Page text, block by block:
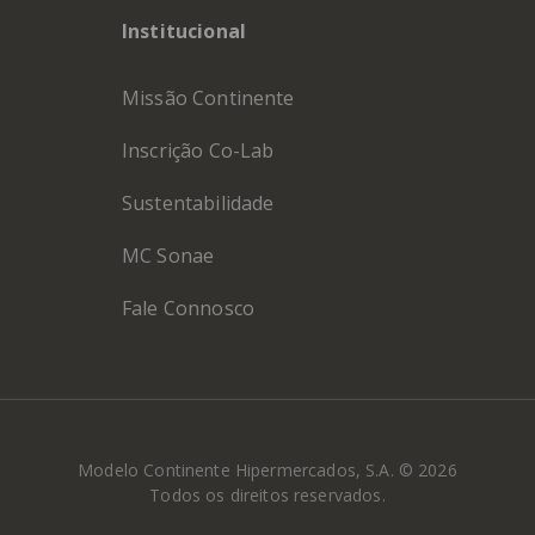
Institucional
Missão Continente
Inscrição Co-Lab
Sustentabilidade
MC Sonae
Fale Connosco
Modelo Continente Hipermercados, S.A. © 2026
Todos os direitos reservados.